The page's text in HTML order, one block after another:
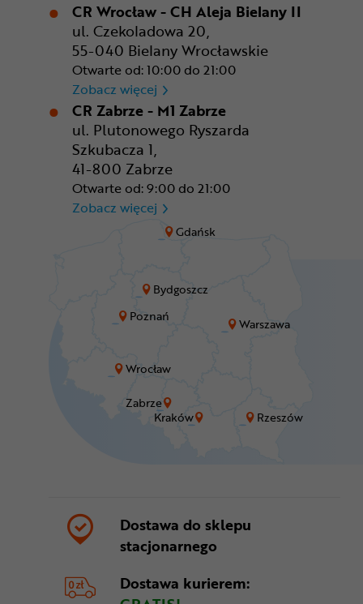
Bydgoszcz
Gdańsk
Kraków
Poznań
Rzeszów
Warszawa
Wrocław
Zabrze
CR Wrocław - CH Aleja Bielany II
ul. Czekoladowa 20,
55-040 Bielany Wrocławskie
Otwarte od: 10:00 do 21:00
Zobacz więcej CR Wrocław - CH Aleja
CR Zabrze - M1 Zabrze
ul. Plutonowego Ryszarda
Szkubacza 1,
41-800 Zabrze
Otwarte od: 9:00 do 21:00
Zobacz więcej CR Zabrze - M1 Zabrze
Dostawa do sklepu
stacjonarnego
Dostawa kurierem: